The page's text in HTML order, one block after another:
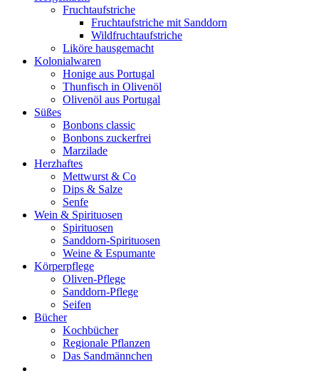
Fruchtaufstriche
Fruchtaufstriche mit Sanddorn
Wildfruchtaufstriche
Liköre hausgemacht
Kolonialwaren
Honige aus Portugal
Thunfisch in Olivenöl
Olivenöl aus Portugal
Süßes
Bonbons classic
Bonbons zuckerfrei
Marzilade
Herzhaftes
Mettwurst & Co
Dips & Salze
Senfe
Wein & Spirituosen
Spirituosen
Sanddorn-Spirituosen
Weine & Espumante
Körperpflege
Oliven-Pflege
Sanddorn-Pflege
Seifen
Bücher
Kochbücher
Regionale Pflanzen
Das Sandmännchen